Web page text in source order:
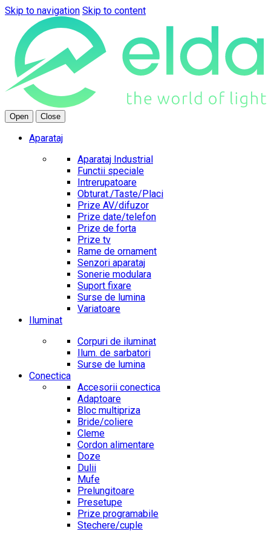
Skip to navigation Skip to content
Open Close
Aparataj
Aparataj Industrial
Functii speciale
Intrerupatoare
Obturat./Taste/Placi
Prize AV/difuzor
Prize date/telefon
Prize de forta
Prize tv
Rame de ornament
Senzori aparataj
Sonerie modulara
Suport fixare
Surse de lumina
Variatoare
Iluminat
Corpuri de iluminat
Ilum. de sarbatori
Surse de lumina
Conectica
Accesorii conectica
Adaptoare
Bloc multipriza
Bride/coliere
Cleme
Cordon alimentare
Doze
Dulii
Mufe
Prelungitoare
Presetupe
Prize programabile
Stechere/cuple